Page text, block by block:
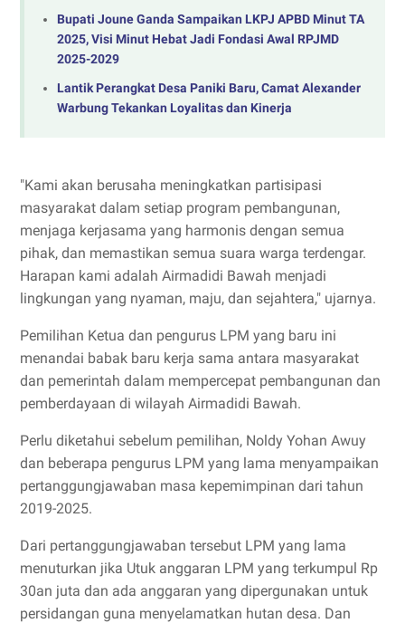
‎Bupati Joune Ganda Sampaikan LKPJ APBD Minut TA
2025, Visi Minut Hebat Jadi Fondasi Awal RPJMD
2025-2029
Lantik Perangkat Desa Paniki Baru, Camat Alexander
Warbung Tekankan Loyalitas dan Kinerja
"Kami akan berusaha meningkatkan partisipasi
masyarakat dalam setiap program pembangunan,
menjaga kerjasama yang harmonis dengan semua
pihak, dan memastikan semua suara warga terdengar.
Harapan kami adalah Airmadidi Bawah menjadi
lingkungan yang nyaman, maju, dan sejahtera," ujarnya.
Pemilihan Ketua dan pengurus LPM yang baru ini
menandai babak baru kerja sama antara masyarakat
dan pemerintah dalam mempercepat pembangunan dan
pemberdayaan di wilayah Airmadidi Bawah.
Perlu diketahui sebelum pemilihan, Noldy Yohan Awuy
dan beberapa pengurus LPM yang lama menyampaikan
pertanggungjawaban masa kepemimpinan dari tahun
2019-2025.
Dari pertanggungjawaban tersebut LPM yang lama
menuturkan jika Utuk anggaran LPM yang terkumpul Rp
30an juta dan ada anggaran yang dipergunakan untuk
persidangan guna menyelamatkan hutan desa. Dan